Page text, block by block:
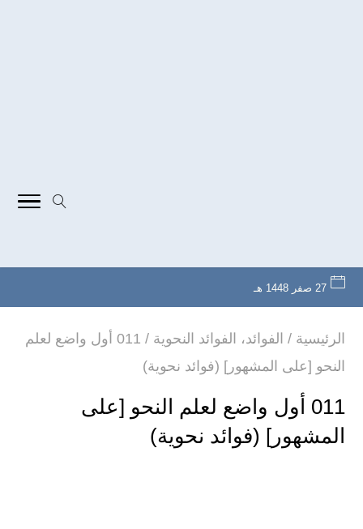
27 صفر 1448 هـ
الرئيسية / الفوائد، الفوائد النحوية /
011 أول واضع لعلم
النحو [على المشهور] (فوائد نحوية)
011 أول واضع لعلم النحو [على
المشهور] (فوائد نحوية)